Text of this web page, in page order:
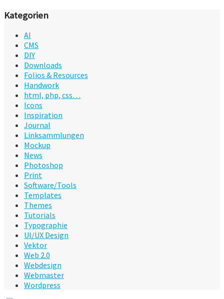
Kategorien
AI
CMS
DIY
Downloads
Folios & Resources
Handwork
html, php, css…
Icons
Inspiration
Journal
Linksammlungen
Mockup
News
Photoshop
Print
Software/Tools
Templates
Themes
Tutorials
Typographie
UI/UX Design
Vektor
Web 2.0
Webdesign
Webmaster
Wordpress